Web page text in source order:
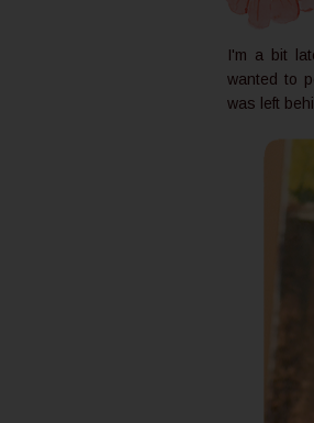
I'm a bit
wanted to
was left